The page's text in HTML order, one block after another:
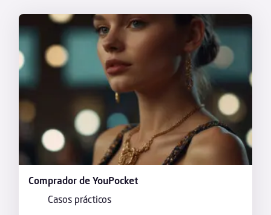
Comprador de YouPocket
Casos prácticos